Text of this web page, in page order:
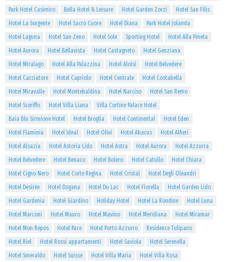
Park Hotel Casimiro
Bella Hotel & Leisure Hotel Garden Zorzi
Hotel San Filis
Hotel La Sorgente
Hotel Sacro Cuore Hotel Diana
Park Hotel Jolanda
Hotel Laguna
Hotel San Zeno Hotel Sole Sporting Hotel
Hotel Alla Pineta
Hotel Aurora
Hotel Bellavista Hotel Castagneto
Hotel Genziana
Hotel Miralago
Hotel Alla Palazzina Hotel Aloisi
Hotel Belvedere
Hotel Cacciatore
Hotel Capriolo Hotel Centrale
Hotel Costabella
Hotel Miravalle
Hotel Montebaldina Hotel Narciso
Hotel San Remo
Hotel Sceriffo
Hotel Villa Liana
Villa Cortine Palace Hotel
Baia Blu Sirmione Hotel
Hotel Broglia Hotel Continental
Hotel Eden
Hotel Flaminia
Hotel Ideal Hotel Olivi Hotel Abacus
Hotel Alfieri
Hotel Alsazia
Hotel Astoria Lido Hotel Astra Hotel Aurora
Hotel Azzurra
Hotel Belvedere
Hotel Benaco Hotel Bolero Hotel Catullo
Hotel Chiara
Hotel Cigno Nero
Hotel Corte Regina Hotel Cristal
Hotel Degli Oleandri
Hotel Desirèe
Hotel Dogana Hotel Du Lac Hotel Fiorella
Hotel Garden Lido
Hotel Gardenia
Hotel Giardino Holiday Hotel Hotel La Rondine
Hotel Luna
Hotel Marconi
Hotel Mauro Hotel Mavino Hotel Meridiana
Hotel Miramar
Hotel Mon Repos
Hotel Pace Hotel Porto Azzurro
Residence Tulipano
Hotel Riel
Hotel Rossi appartamenti Hotel Saviola
Hotel Serenella
Hotel Smeraldo
Hotel Suisse Hotel Villa Maria
Hotel Villa Rosa